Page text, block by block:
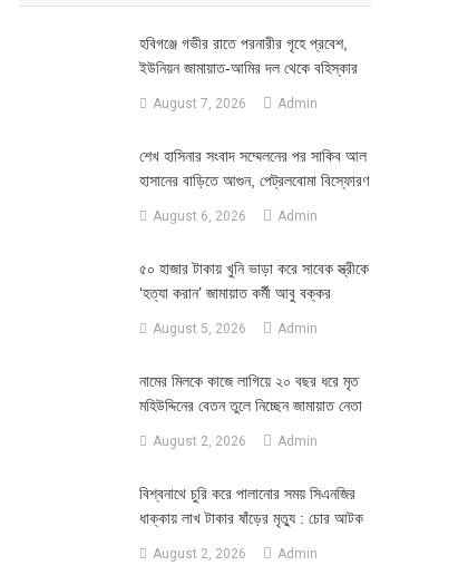
হবিগঞ্জে গভীর রাতে পরনারীর গৃহে প্রবেশ,
ইউনিয়ন জামায়াত-আমির দল থেকে বহিস্কার
August 7, 2026 Admin
শেখ হাসিনার সংবাদ সম্মেলনের পর সাকিব আল
হাসানের বাড়িতে আগুন, পেট্রলবোমা বিস্ফোরণ
August 6, 2026 Admin
৫০ হাজার টাকায় খুনি ভাড়া করে সাবেক স্ত্রীকে
‘হত্যা করান’ জামায়াত কর্মী আবু বক্কর
August 5, 2026 Admin
নামের মিলকে কাজে লাগিয়ে ২০ বছর ধরে মৃত
মহিউদ্দিনের বেতন তুলে নিচ্ছেন জামায়াত নেতা
August 2, 2026 Admin
‎বিশ্বনাথে চুরি করে পালানোর সময় সিএনজির
ধাক্কায় লাখ টাকার ষাঁড়ের মৃত্যু : চোর আটক
August 2, 2026 Admin